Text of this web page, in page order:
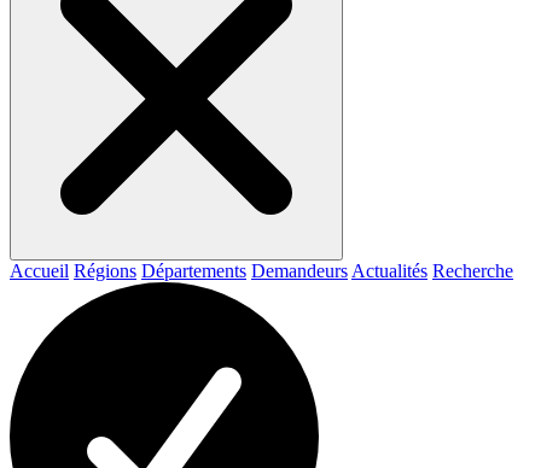
Accueil Régions Départements Demandeurs Actualités Recherche